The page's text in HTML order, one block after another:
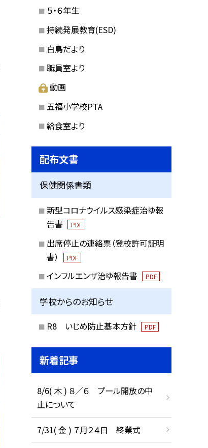
５・６年生
持続発展教育(ESD)
白鳥だより
職員室より
動画
五福小学校PTA
給食室より
配布文書
保健関係書類
新型コロナウイルス感染症治ゆ報
告書
PDF
出席停止の連絡票（登校許可証明
書）
PDF
インフルエンザ治ゆ報告書 PDF
学校からのお知らせ
R8 いじめ防止基本方針 PDF
新着記事
8/6( 木 ) ８／６ プール開放の中
止について
7/31( 金 ) ７月２４日 終業式